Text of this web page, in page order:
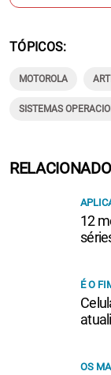
TÓPICOS
MOTOROLA
SISTEMAS
12
É O
OS